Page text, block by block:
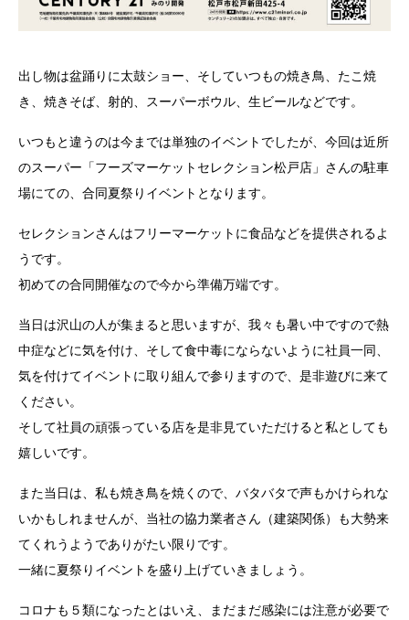
出し物は盆踊りに太鼓ショー、そしていつもの焼き鳥、たこ焼
き、焼きそば、射的、スーパーボウル、生ビールなどです。
いつもと違うのは今までは単独のイベントでしたが、今回は近所
のスーパー「フーズマーケットセレクション松戸店」さんの駐車
場にての、合同夏祭りイベントとなります。
セレクションさんはフリーマーケットに食品などを提供されるよ
うです。
初めての合同開催なので今から準備万端です。
当日は沢山の人が集まると思いますが、我々も暑い中ですので熱
中症などに気を付け、そして食中毒にならないように社員一同、
気を付けてイベントに取り組んで参りますので、是非遊びに来て
ください。
そして社員の頑張っている店を是非見ていただけると私としても
嬉しいです。
また当日は、私も焼き鳥を焼くので、バタバタで声もかけられな
いかもしれませんが、当社の協力業者さん（建築関係）も大勢来
てくれうようでありがたい限りです。
一緒に夏祭りイベントを盛り上げていきましょう。
コロナも５類になったとはいえ、まだまだ感染には注意が必要で